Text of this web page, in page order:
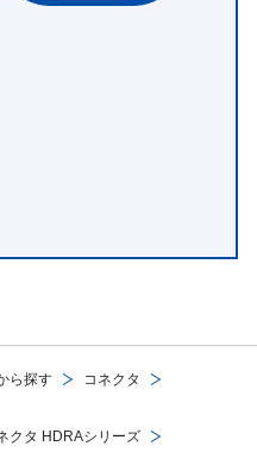
ら探す
コネクタ
クタ HDRAシリーズ